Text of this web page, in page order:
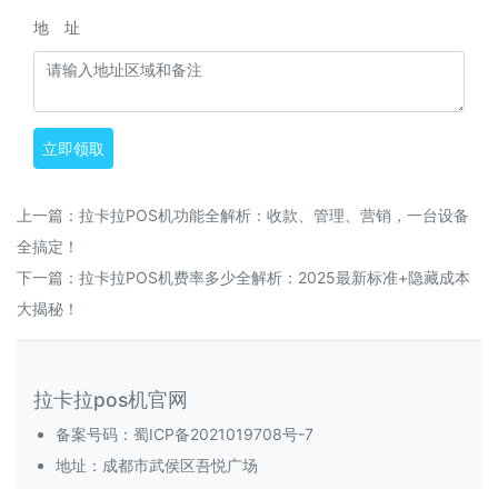
地 址
立即领取
上一篇： 拉卡拉POS机功能全解析：收款、管理、营销，一台设备
全搞定！
下一篇： 拉卡拉POS机费率多少全解析：2025最新标准+隐藏成本
大揭秘！
拉卡拉pos机官网
备案号码： 蜀ICP备2021019708号-7
地址：成都市武侯区吾悦广场